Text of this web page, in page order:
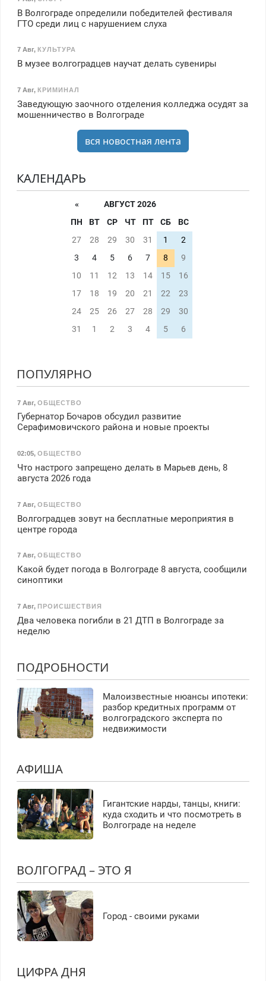
В Волгограде определили победителей фестиваля
ГТО среди лиц с нарушением слуха
7 Авг, КУЛЬТУРА
В музее волгоградцев научат делать сувениры
7 Авг, КРИМИНАЛ
Заведующую заочного отделения колледжа осудят за
мошенничество в Волгограде
вся новостная лента
КАЛЕНДАРЬ
«
АВГУСТ 2026
ПН
ВТ СР ЧТ ПТ СБ
ВС
27
28 29 30 31 1
2
3
4 5 6 7 8
9
10
11 12 13 14 15
16
17
18 19 20 21 22
23
24
25 26 27 28 29
30
31
1 2 3 4 5 6
ПОПУЛЯРНО
7 Авг, ОБЩЕСТВО
Губернатор Бочаров обсудил развитие
Серафимовичского района и новые проекты
02:05, ОБЩЕСТВО
Что настрого запрещено делать в Марьев день, 8
августа 2026 года
7 Авг, ОБЩЕСТВО
Волгоградцев зовут на бесплатные мероприятия в
центре города
7 Авг, ОБЩЕСТВО
Какой будет погода в Волгограде 8 августа, сообщили
синоптики
7 Авг, ПРОИСШЕСТВИЯ
Два человека погибли в 21 ДТП в Волгограде за
неделю
ПОДРОБНОСТИ
Малоизвестные нюансы ипотеки:
разбор кредитных программ от
волгоградского эксперта по
недвижимости
АФИША
Гигантские нарды, танцы, книги:
куда сходить и что посмотреть в
Волгограде на неделе
ВОЛГОГРАД – ЭТО Я
Город - своими руками
ЦИФРА ДНЯ